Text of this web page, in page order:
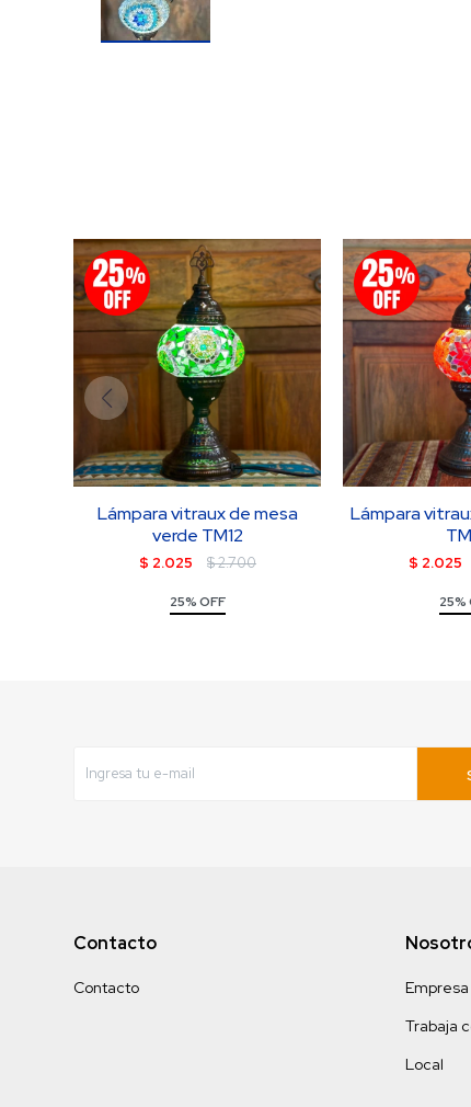
Lámpara vitraux de mesa
verde TM12
$ 2.025 $2.700
25% OFF
Lámpara
$ 2.025
25%
Contacto
Contacto
Empresa
Trabaja
Local